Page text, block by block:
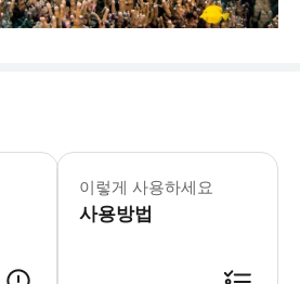
이렇게 사용하세요
사용방법